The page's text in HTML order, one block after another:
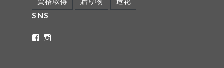
SNS
ritaflower.calligraphy